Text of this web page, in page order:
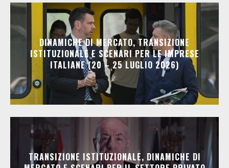
DINAMICHE DI MERCATO, TRANSIZIONE
ISTITUZIONALE E SCENARI PER LE IMPRESE
ITALIANE (20 – 25 LUGLIO 2026)
TRANSIZIONE ISTITUZIONALE, DINAMICHE DI